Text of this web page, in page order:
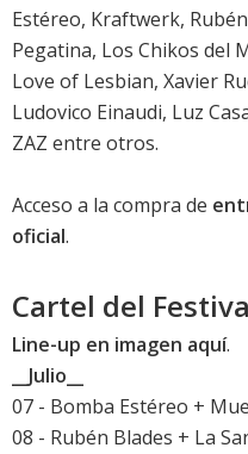
Estéreo, Kraftwerk,
Pegatina, Los Chikos del
Love of Lesbian, Xavier
Ludovico Einaudi, Luz
ZAZ entre otros.
Acceso a la compra de
oficial.
Cartel del
Line-up en imagen aquí.
__Julio__
07 - Bomba Estéreo +
08 - Rubén Blades + La